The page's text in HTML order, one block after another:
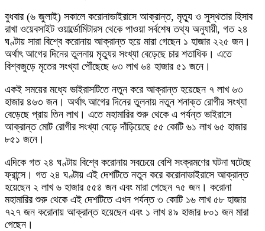
বুধবার (৬ জুলাই) সকালে করোনাভাইরাসে আক্রান্ত, মৃত্যু ও সুস্থতার হিসাব
রাখা ওয়েবসাইট ওয়ার্ল্ডোমিটারস থেকে পাওয়া সর্বশেষ তথ্য অনুযায়ী, গত ২৪
ঘণ্টায় সারা বিশ্বে করোনায় আক্রান্ত হয়ে মারা গেছেন ১ হাজার ২২৫ জন।
অর্থাৎ আগের দিনের তুলনায় মৃত্যুর সংখ্যা বেড়েছে চার শতাধিক। এতে
বিশ্বজুড়ে মৃতের সংখ্যা পৌঁছেছে ৬৩ লাখ ৬৪ হাজার ৫১ জনে।
একই সময়ের মধ্যে ভাইরাসটিতে নতুন করে আক্রান্ত হয়েছেন ৭ লাখ ৬৩
হাজার ৪৬৩ জন। অর্থাৎ আগের দিনের তুলনায় নতুন শনাক্ত রোগীর সংখ্যা
বেড়েছে প্রায় তিন লাখ। এতে মহামারির শুরু থেকে এ পর্যন্ত ভাইরাসে
আক্রান্ত মোট রোগীর সংখ্যা বেড়ে দাঁড়িয়েছে ৫৫ কোটি ৬১ লাখ ৬৫ হাজার
৮৫১ জনে।
এদিকে গত ২৪ ঘণ্টায় বিশ্বে করোনায় সবচেয়ে বেশি সংক্রমণের ঘটনা ঘটেছে
ফ্রান্সে। গত ২৪ ঘণ্টায় এই দেশটিতে নতুন করে করোনাভাইরাসে আক্রান্ত
হয়েছেন ২ লাখ ৬ হাজার ৫৫৪ জন এবং মারা গেছেন ৭৫ জন। করোনা
মহামারির শুরু থেকে এই দেশটিতে এখন পর্যন্ত ৩ কোটি ১৬ লাখ ৫৮ হাজার
৭২৭ জন করোনায় আক্রান্ত হয়েছেন এবং ১ লাখ ৪৯ হাজার ৮০১ জন মারা
গেছেন।